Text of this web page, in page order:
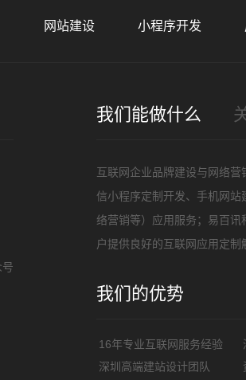
网站建设 小程序开发
我们能做什么
互联网企业品牌建设与网络
信小程序定制开发、手机网
络营销等）应用服务；易百
户提供良好的互联网应用定制
我们的优势
16年专业互联网服务经验
深圳高端建站设计团队